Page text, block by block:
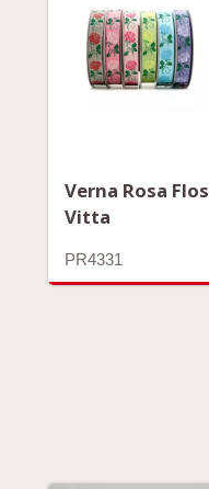
Verna Rosa Flos
Vitta
PR4331